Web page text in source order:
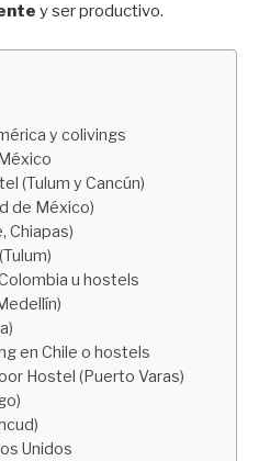
y ser productivo.
y colivings
(Tulum y Cancún)
de México)
Chiapas)
u hostels
en Chile o hostels
Hostel (Puerto Varas)
Unidos